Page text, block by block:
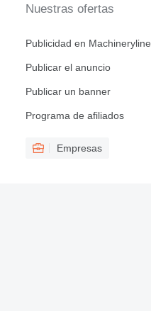
Nuestras ofertas
Publicidad en Machineryline
Publicar el anuncio
Publicar un banner
Programa de afiliados
Empresas